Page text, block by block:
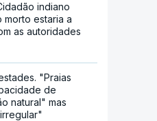
indiano
morto estaria a
as autoridades
"Praias
de
natural" mas